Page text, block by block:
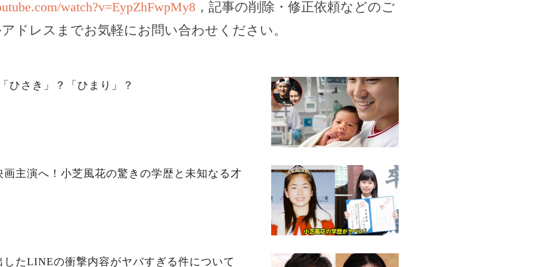
watch?v=EypZhFwpMy8 ，記事の削除・修正依頼などのご
ドレスまでお気軽にお問い合わせください。
ひさき」？「ひまり」？
主演へ！小芝風花の驚きの学歴と未知なる才
たLINEの衝撃内容がヤバすぎる件について